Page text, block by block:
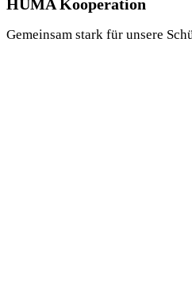
HUMA Kooperation
Gemeinsam stark für unsere